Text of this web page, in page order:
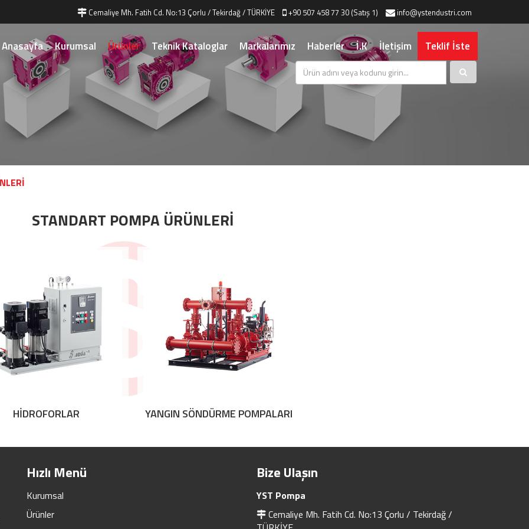
Cemaliye Mh. Fatih Cd. No:13 Çorlu / Tekirdağ / TÜRKİYE +90 507 458 77 30 (Satış 1) info@ystendustri.com
Anasayfa Kurumsal Ürünler Teknik Kataloglar Markalarımız Haberler İ.K İletişim Teklif İste
STANDART POMPA ÜRÜNLERİ
HİDROFORLAR YANGIN SÖNDÜRME POMPALARI
Hızlı Menü
Kurumsal
Ürünler
Bize Ulaşın
YST Pompa
Cemaliye Mh. Fatih Cd. No:13 Çorlu / Tekirdağ /